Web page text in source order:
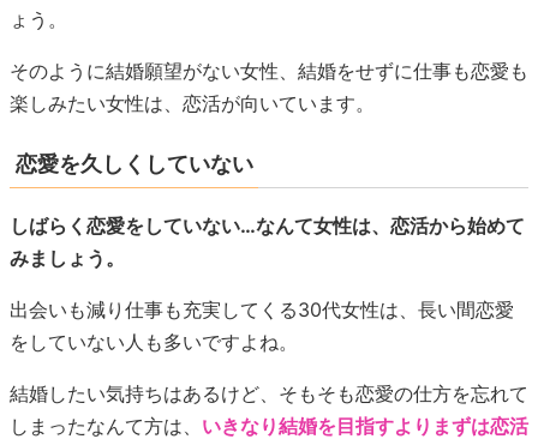
ょう。
そのように結婚願望がない女性、結婚をせずに仕事も恋愛も
楽しみたい女性は、恋活が向いています。
恋愛を久しくしていない
しばらく恋愛をしていない…なんて女性は、恋活から始めて
みましょう。
出会いも減り仕事も充実してくる30代女性は、長い間恋愛
をしていない人も多いですよね。
結婚したい気持ちはあるけど、そもそも恋愛の仕方を忘れて
しまったなんて方は、 いきなり結婚を目指すよりまずは恋活